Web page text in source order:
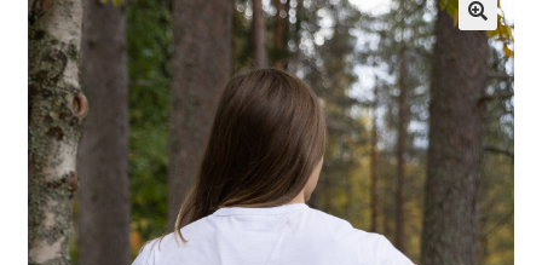
Posio-tuotteet
Vesipisteavain
Kirjat, kartat, muut
Auton lämmityspaikat
🔍